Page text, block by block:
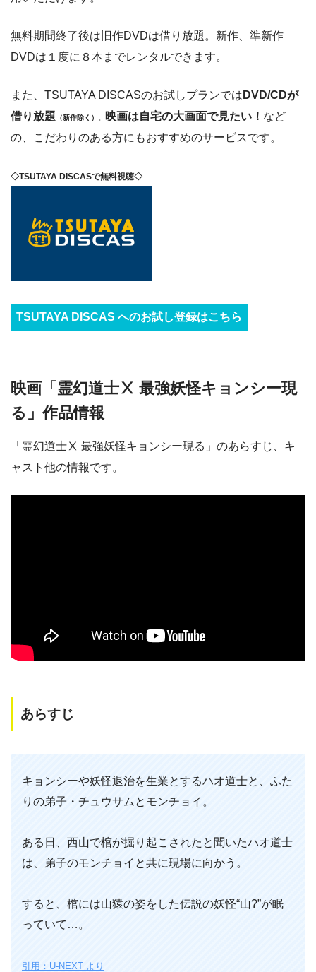
無料期間終了後は旧作DVDは借り放題。新作、準新作
DVDは１度に８本までレンタルできます。
また、TSUTAYA DISCASのお試しプランでは DVD/CDが
借り放題 （新作除く） 。 映画は自宅の大画面で見たい！ など
の、こだわりのある方にもおすすめのサービスです。
◇TSUTAYA DISCASで無料視聴◇
TSUTAYA DISCAS へのお試し登録はこちら
映画「霊幻道士Ⅹ 最強妖怪キョンシー現
る」作品情報
「霊幻道士Ⅹ 最強妖怪キョンシー現る」のあらすじ、キ
ャスト他の情報です。
あらすじ
キョンシーや妖怪退治を生業とするハオ道士と、ふた
りの弟子・チュウサムとモンチョイ。
ある日、西山で棺が掘り起こされたと聞いたハオ道士
は、弟子のモンチョイと共に現場に向かう。
すると、棺には山猿の姿をした伝説の妖怪“山?”が眠
っていて…。
引用：U-NEXT より